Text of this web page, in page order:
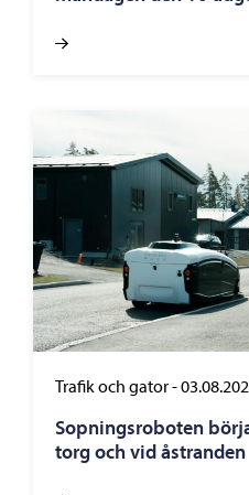
Trafik och gator-
Sopningsroboten
torg och vid åstranden